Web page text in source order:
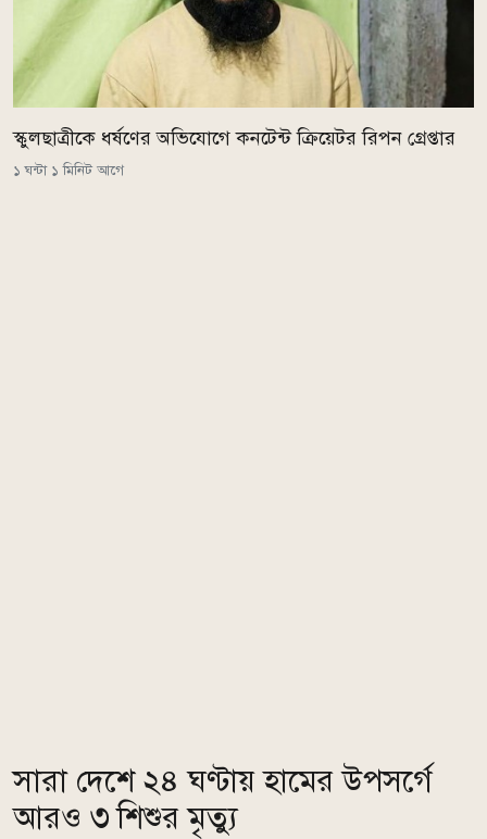
স্কুলছাত্রীকে ধর্ষণের অভিযোগে কনটেন্ট ক্রিয়েটর রিপন গ্রেপ্তার
১ ঘন্টা ১ মিনিট আগে
সারা দেশে ২৪ ঘণ্টায় হামের উপসর্গে
আরও ৩ শিশুর মৃত্যু